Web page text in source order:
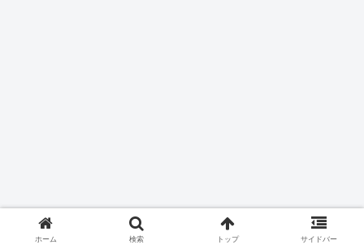
ホーム 検索 トップ サイドバー